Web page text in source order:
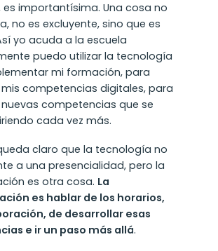
importantísima. Una cosa no
no es excluyente, sino que es
yo acuda a la escuela
puedo utilizar la tecnología
mi formación, para
competencias digitales, para
competencias que se
cada vez más.
claro que la tecnología no
a una presencialidad, pero la
es otra cosa. La
es hablar de los horarios,
de desarrollar esas
e ir un paso más allá.